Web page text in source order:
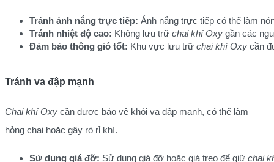
Tránh ánh nắng trực tiếp: Ánh nắng trực tiếp có thể làm
Tránh nhiệt độ cao: Không lưu trữ chai khí Oxy gần các
Đảm bảo thông gió tốt: Khu vực lưu trữ chai khí Oxy cần
Tránh va đập mạnh
Chai khí Oxy cần được bảo vệ khỏi va đập mạnh, có thể làm
hỏng chai hoặc gây rò rỉ khí.
Sử dụng giá đỡ: Sử dụng giá đỡ hoặc giá treo để giữ chai